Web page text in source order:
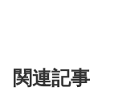
関連記事